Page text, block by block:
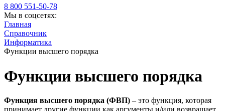
8 800 551-50-78
Мы в соцсетях:
Главная
Справочник
Информатика
Функции высшего порядка
Функции высшего порядка
Функция высшего порядка (ФВП) – это функция, которая